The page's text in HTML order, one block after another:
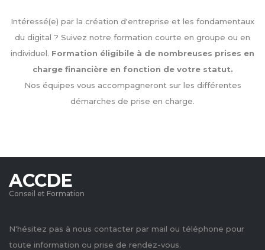
Intéressé(e) par la création d'entreprise et les fondamentaux
du digital ? Suivez notre formation courte en groupe ou en
individuel. Formation éligibile à de nombreuses prises en
charge financière en fonction de votre statut.
Nos équipes vous accompagneront sur les différentes
démarches de prise en charge.
ACCDE
Conseil et Formation
N'hésitez pas à nous contacter par mail ou téléphone pour
toute information ou prise de rendez-vous.